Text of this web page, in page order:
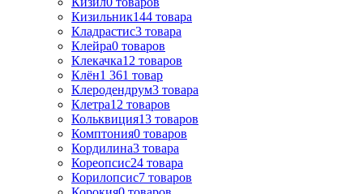
Кизильник144 товара
Кладрастис3 товара
Клейра0 товаров
Клекачка12 товаров
Клён1 361 товар
Клеродендрум3 товара
Клетра12 товаров
Кольквиция13 товаров
Комптония0 товаров
Кордилина3 товара
Кореопсис24 товара
Корилопсис7 товаров